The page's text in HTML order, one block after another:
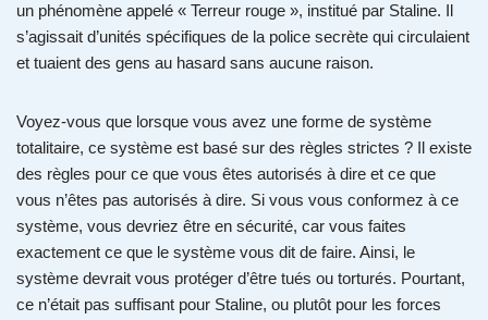
un phénomène appelé « Terreur rouge », institué par Staline. Il
s’agissait d’unités spécifiques de la police secrète qui circulaient
et tuaient des gens au hasard sans aucune raison.
Voyez-vous que lorsque vous avez une forme de système
totalitaire, ce système est basé sur des règles strictes ? Il existe
des règles pour ce que vous êtes autorisés à dire et ce que
vous n’êtes pas autorisés à dire. Si vous vous conformez à ce
système, vous devriez être en sécurité, car vous faites
exactement ce que le système vous dit de faire. Ainsi, le
système devrait vous protéger d’être tués ou torturés. Pourtant,
ce n’était pas suffisant pour Staline, ou plutôt pour les forces